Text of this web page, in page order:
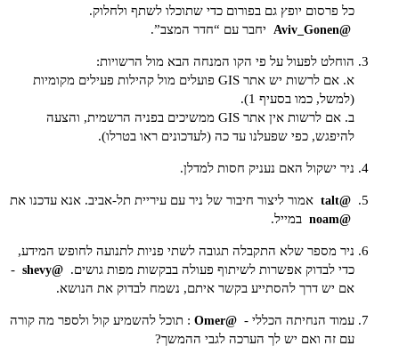
כל פרסום יופץ גם בפורום כדי שתוכלו לשתף ולחלוק.
@Aviv_Gonen יחבר עם “חדר המצב”.
הוחלט לפעול על פי הקו המנחה הבא מול הרשויות:
א. אם לרשות יש אתר GIS פועלים מול קהילות פעילים מקומיות
(למשל, כמו בסעיף 1).
ב. אם לרשות אין אתר GIS ממשיכים בפניה הרשמית, והצעה
להיפגש, כפי שפעלנו עד כה (לעדכונים ראו בטרלו).
ניר ישקול האם נעניק חסות למדלן.
@talt אמור ליצור חיבור של ניר עם עיריית תל-אביב. אנא עדכנו את
@noam במייל.
ניר מספר שלא התקבלה תגובה לשתי פניות לתנועה לחופש המידע,
כדי לבדוק אפשרות לשיתוף פעולה בבקשות מפות גושים. @shevy
-
אם יש דרך להסתייע בקשר איתם, נשמח לבדוק את הנושא.
עמוד הנחיתה הכללי - @Omer
: תוכל להשמיע קול ולספר מה קורה
עם זה ואם יש לך הערכה לגבי ההמשך?